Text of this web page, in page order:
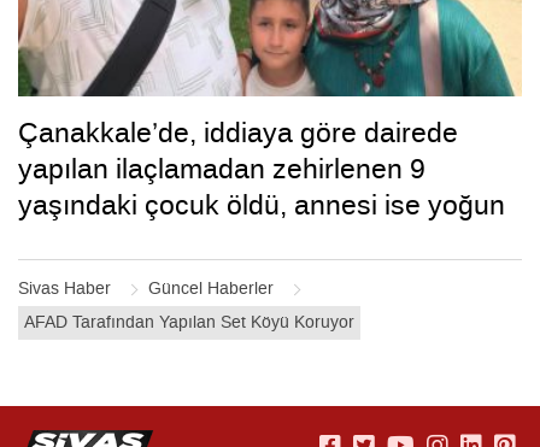
Sivas Haber
Güncel Haberler
AFAD Tarafından Yapılan Set Köyü Koruyor
Çanakkale’de, iddiaya göre dairede
yapılan ilaçlamadan zehirlenen 9
yaşındaki çocuk öldü, annesi ise yoğun